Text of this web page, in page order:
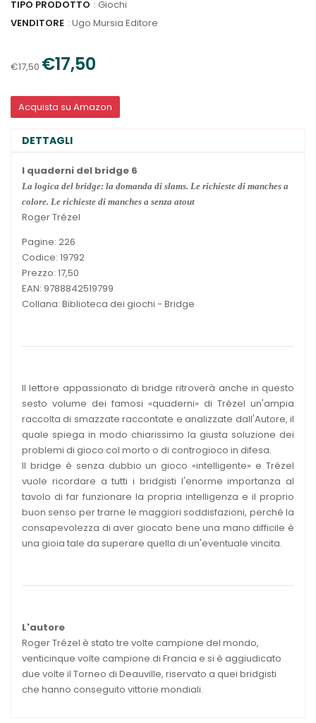
TIPO PRODOTTO : Giochi
VENDITORE : Ugo Mursia Editore
€17,50 €17,50
Acquista su Amazon
DETTAGLI
I quaderni del bridge 6
La logica del bridge: la domanda di slams. Le richieste di manches a
colore. Le richieste di manches a senza atout
Roger Trézel
Pagine: 226
Codice: 19792
Prezzo: 17,50
EAN: 9788842519799
Collana: Biblioteca dei giochi - Bridge
Il lettore appassionato di bridge ritroverà anche in questo
sesto volume dei famosi «quaderni» di Trézel un'ampia
raccolta di smazzate raccontate e analizzate dall'Autore, il
quale spiega in modo chiarissimo la giusta soluzione dei
problemi di gioco col morto o di controgioco in difesa.
Il bridge è senza dubbio un gioco «intelligente» e Trézel
vuole ricordare a tutti i bridgisti l'enorme importanza al
tavolo di far funzionare la propria intelligenza e il proprio
buon senso per trarne le maggiori soddisfazioni, perché la
consapevolezza di aver giocato bene una mano difficile è
una gioia tale da superare quella di un'eventuale vincita.
L'autore
Roger Trézel è stato tre volte campione del mondo,
venticinque volte campione di Francia e si è aggiudicato
due volte il Torneo di Deauville, riservato a quei bridgisti
che hanno conseguito vittorie mondiali.